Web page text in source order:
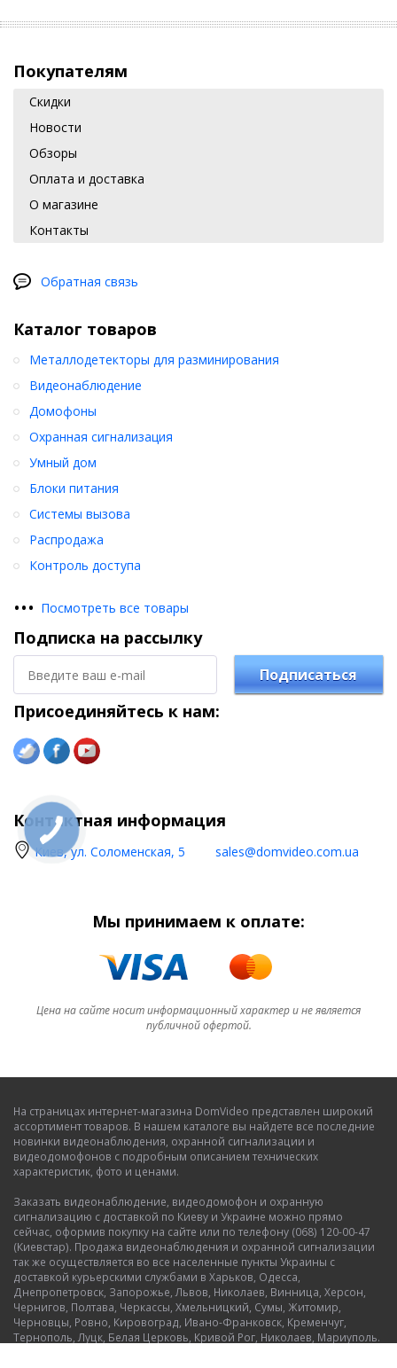
Покупателям
Скидки
Новости
Обзоры
Оплата и доставка
О магазине
Контакты
Обратная связь
Каталог товаров
Металлодетекторы для разминирования
Видеонаблюдение
Домофоны
Охранная сигнализация
Умный дом
Блоки питания
Системы вызова
Распродажа
Контроль доступа
••• Посмотреть все товары
Подписка на рассылку
Подписаться
Присоединяйтесь к нам:
Контактная информация
Киев, ул. Соломенская, 5 sales@domvideo.com.ua
Мы принимаем к оплате:
Цена на сайте носит информационный характер и не является
публичной офертой.
На страницах интернет-магазина DomVideo представлен широкий
ассортимент товаров. В нашем каталоге вы найдете все последние
новинки видеонаблюдения, охранной сигнализации и
видеодомофонов с подробным описанием технических
характеристик, фото и ценами.
Заказать видеонаблюдение, видеодомофон и охранную
сигнализацию с доставкой по Киеву и Украине можно прямо
сейчас, оформив покупку на сайте или по телефону (068) 120-00-47
(Киевстар). Продажа видеонаблюдения и охранной сигнализации
так же осуществляется во все населенные пункты Украины с
доставкой курьерскими службами в Харьков, Одесса,
Днепропетровск, Запорожье, Львов, Николаев, Винница, Херсон,
Чернигов, Полтава, Черкассы, Хмельницкий, Сумы, Житомир,
Черновцы, Ровно, Кировоград, Ивано-Франковск, Кременчуг,
Тернополь, Луцк, Белая Церковь, Кривой Рог, Николаев, Мариуполь.